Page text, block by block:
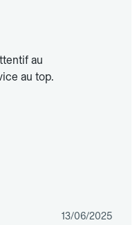
au
au top.
13/06/2025